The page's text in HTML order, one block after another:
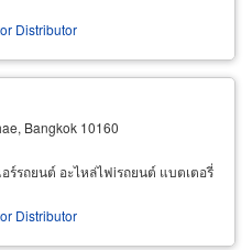
Distributor
Bangkok 10160
ร์รถยนต์ อะไหล่ไฟiรถยนต์ แบตเตอรี่
Distributor